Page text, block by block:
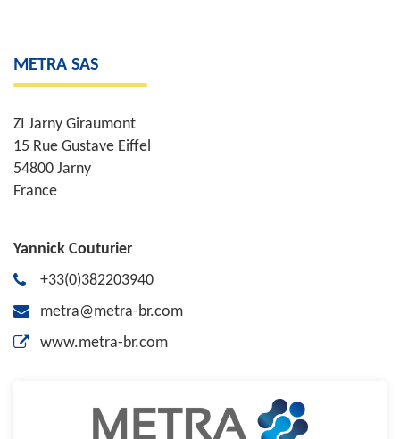
METRA SAS
ZI Jarny Giraumont
15 Rue Gustave Eiffel
54800 Jarny
France
Yannick Couturier
+33(0)382203940
metra@metra-br.com
www.metra-br.com